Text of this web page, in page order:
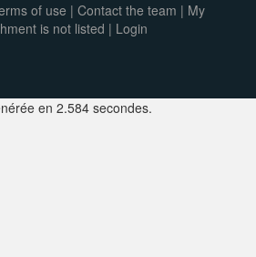
of use | Contact the team | My
is not listed | Login
en 2.584 secondes.